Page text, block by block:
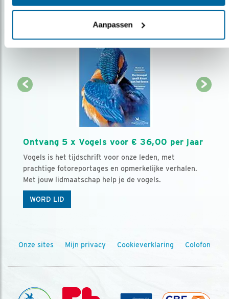
Aanpassen
Ontvang 5 x Vogels voor € 36,00 per jaar
Vogels is het tijdschrift voor onze leden, met
prachtige fotoreportages en opmerkelijke verhalen.
Met jouw lidmaatschap help je de vogels.
WORD LID
Onze sites Mijn privacy Cookieverklaring Colofon